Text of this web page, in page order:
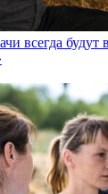
всегда